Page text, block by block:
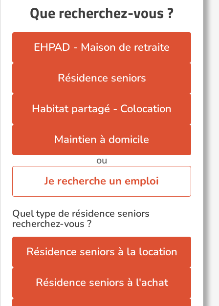
Que recherchez-vous ?
EHPAD - Maison de retraite
Résidence seniors
Habitat partagé - Colocation
Maintien à domicile
ou
Je recherche un emploi
Quel type de résidence seniors
recherchez-vous ?
Résidence seniors à la location
Résidence seniors à l'achat